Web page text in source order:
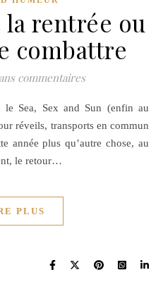
la rentrée ou
combattre
commentaires
réveils, transports en commun
année plus qu’autre chose, au
le retour…
PLUS